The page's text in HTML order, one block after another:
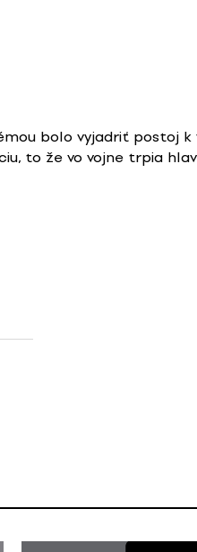
bolo vyjadriť postoj
to že vo vojne trpia